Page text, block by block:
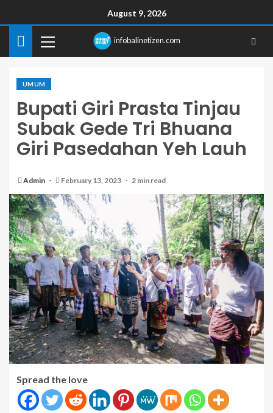
August 9, 2026
infobalinetizen.com
UMUM
Bupati Giri Prasta Tinjau
Subak Gede Tri Bhuana
Giri Pasedahan Yeh Lauh
Admin February 13, 2023 2 min read
Spread the love